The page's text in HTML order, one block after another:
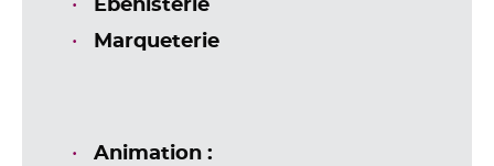
Ébénisterie
Marqueterie
Animation :